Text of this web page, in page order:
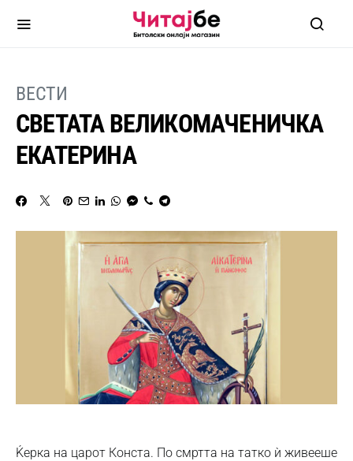
ВЕСТИ
СВЕТАТА ВЕЛИКОМАЧЕНИЧКА
ЕКАТЕРИНА
Ќерка на царот Конста. По смртта на татко ѝ живееше